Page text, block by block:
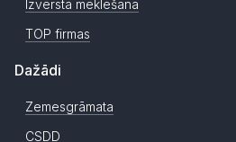
Izvērstā meklēšana
TOP firmas
Dažādi
Zemesgrāmata
CSDD